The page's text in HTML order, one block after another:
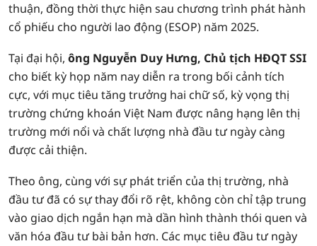
thuận, đồng thời thực hiện sau chương trình phát hành
cổ phiếu cho người lao động (ESOP) năm 2025.
Tại đại hội, ông Nguyễn Duy Hưng, Chủ tịch HĐQT SSI
cho biết kỳ họp năm nay diễn ra trong bối cảnh tích
cực, với mục tiêu tăng trưởng hai chữ số, kỳ vọng thị
trường chứng khoán Việt Nam được nâng hạng lên thị
trường mới nổi và chất lượng nhà đầu tư ngày càng
được cải thiện.
Theo ông, cùng với sự phát triển của thị trường, nhà
đầu tư đã có sự thay đổi rõ rệt, không còn chỉ tập trung
vào giao dịch ngắn hạn mà dần hình thành thói quen và
văn hóa đầu tư bài bản hơn. Các mục tiêu đầu tư ngày